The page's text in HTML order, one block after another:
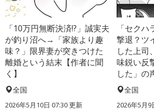
「10万円無断決済!?」誠実夫
が釣り沼へ→「家族より趣
味？」限界妻が突きつけた
離婚という結末【作者に聞
く】
全国
2026年5月10日 07:30 更新
「セク
撃退？ツ
した上司
味鋭い反
した」の
全国
2026年5月9